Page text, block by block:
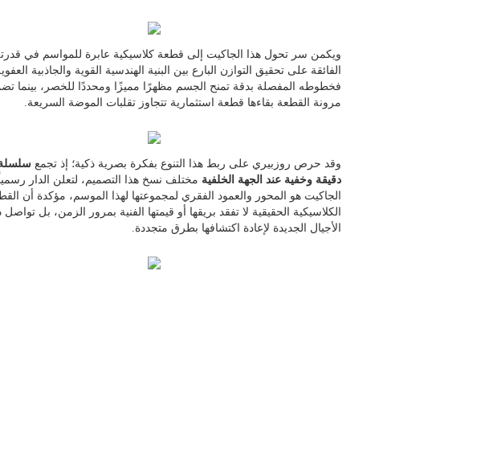
ويكمن سر تحول هذا الجاكيت إلى قطعة كلاسيكية عابرة للمواسم في
الفائقة على تحقيق التوازن البارع بين البنية الهندسية القوية والجاذبية
فخطوطه المفصلة بدقة تمنح الجسم مظهرًا مميزًا ومحددًا للخصر، بينما
مرونة القطعة بقاءها قطعة استثمارية تتجاوز تقلبات الموضة السريعة.
وقد حرص روزبيري على ربط هذا التنوع بفكرة بصرية ذكية؛ إذ تجمع سلسلة
دقيقة وخفية عند الجهة الخلفية مختلف نسخ هذا التصميم، لتعلن الدار
الجاكيت هو المحور والعمود الفقري لمجموعتها لهذا الموسم، مؤكدة أن
الكلاسيكية الحقيقية لا تفقد بريقها أو قيمتها الفنية بمرور الزمن، بل تواصل
الأجيال الجديدة لإعادة اكتشافها بطرق متجددة.